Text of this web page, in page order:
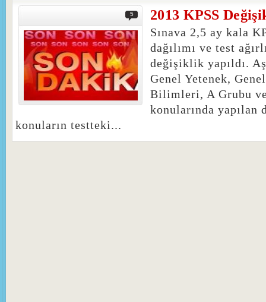
5 2013 KPSS
Sınava 2,5 ay kala
dağılımı ve test
değişiklik yapıldı.
Genel Yetenek,
Bilimleri, A Grubu
konularında
konuların testteki...